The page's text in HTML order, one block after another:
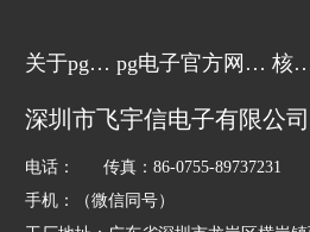
关于pg电
子游戏
pg电子官方网站
的产品中心
核
深圳市飞宇信电子有限公司
电话： 传真：86-0755-89737231
手机：（微信同号）